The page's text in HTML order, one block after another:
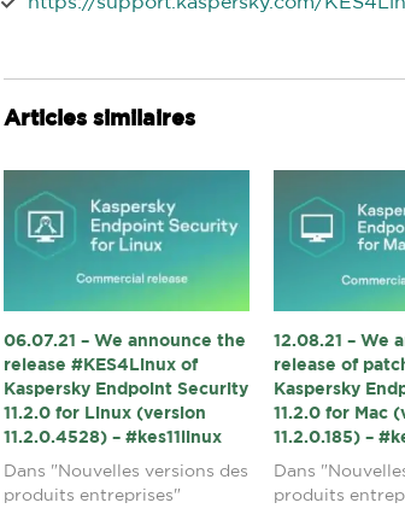
Articles similaires
06.07.21 – We announce the
release #KES4Linux of
Kaspersky Endpoint Security
11.2.0 for Linux (version
11.2.0.4528) – #kes11linux
Dans "Nouvelles versions des
produits entreprises"
12.08.21 – We
release of
Kaspersky
11.2.0 for Mac
11.2.0.185) –
Dans
produits